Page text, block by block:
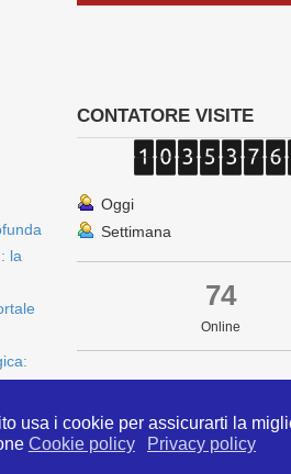
usa i cookie per assicurarti la
Cookie policy Privacy policy
la
CONTATORE VISITE
Oggi
Settimana
74
Online